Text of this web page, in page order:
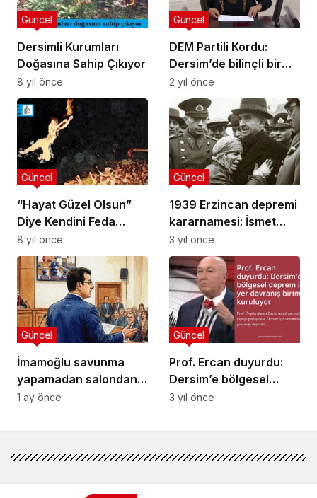
Dersimli Kurumları
Doğasına Sahip Çıkıyor
Güncel
8 yıl önce
DEM Partili Kordu:
Dersim’de bilinçli bir
şekilde ekolojik yıkım
politikası uygulanmaya
devam ediliyor
Güncel
2 yıl önce
“Hayat Güzel Olsun”
Diye Kendini Feda
Edenler…
Güncel
8 yıl önce
1939 Erzincan depremi
kararnamesi: İsmet
İnönü imzaladı ama
şehir taşınmadı
Güncel
3 yıl önce
İmamoğlu savunma
yapamadan salondan
çıkarıldı: Benim
Güncel
1 ay önce
Prof. Ercan duyurdu:
Dersim’e bölgesel
deprem ile yer
Güncel
3 yıl önce